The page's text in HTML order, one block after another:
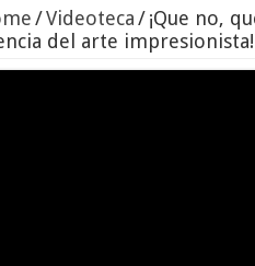
/Videoteca/ ¡Que no,
del arte impresionista!